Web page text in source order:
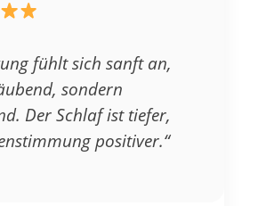
fühlt sich sanft an,
sondern
Der Schlaf ist tiefer,
positiver.“